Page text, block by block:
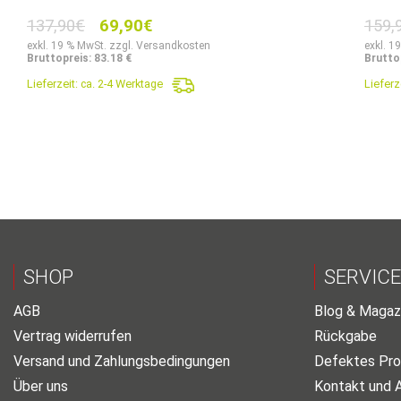
137,90€
Ursprünglicher
Preis
war:
137,90€
69,90€
Preis
69,90€.
exkl. 19 % MwSt. zzgl. Versandkosten
Bruttopreis: 83.18 €
Lieferzeit: ca. 2-4 Werktage
exkl.
SHOP
AGB
Vertrag widerrufen
Versand und Zahlungsbedingungen
Über uns
SERVICE
Blog &
Rückgabe
Defektes
Kontakt und